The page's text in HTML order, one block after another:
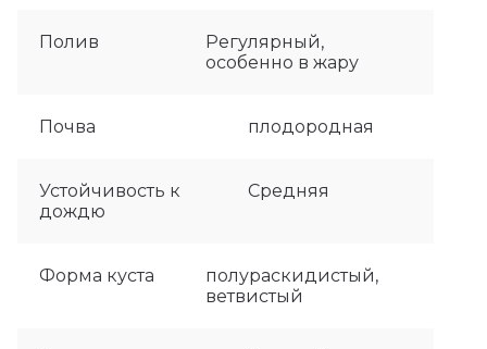
Полив
Регулярный,
особенно в жару
Почва плодородная
Устойчивость к
дождю
Средняя
Форма куста
полураскидистый,
ветвистый